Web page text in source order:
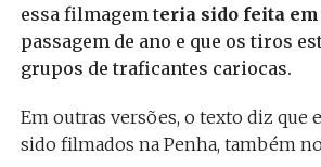
essa filmagem teria sido feita em
passagem de ano e que os tiros
grupos de traficantes cariocas.
Em outras versões, o texto diz que
sido filmados na Penha, também